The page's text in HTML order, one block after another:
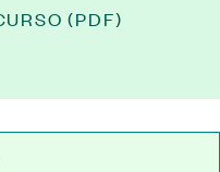
(PDF)